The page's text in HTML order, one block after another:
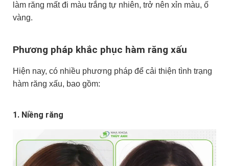
làm răng mất đi màu trắng tự nhiên, trở nên xỉn màu, ố
vàng.
Phương pháp khắc phục hàm răng xấu
Hiện nay, có nhiều phương pháp để cải thiện tình trạng
hàm răng xấu, bao gồm:
1. Niềng răng